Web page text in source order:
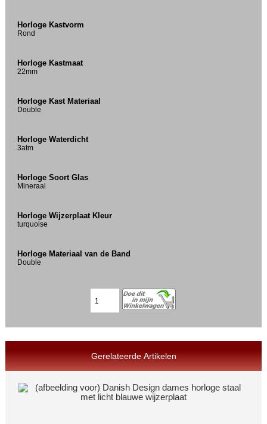
Horloge Kastvorm
Rond
Horloge Kastmaat
22mm
Horloge Kast Materiaal
Double
Horloge Waterdicht
3atm
Horloge Soort Glas
Mineraal
Horloge Wijzerplaat Kleur
turquoise
Horloge Materiaal van de Band
Double
Gerelateerde Artikelen